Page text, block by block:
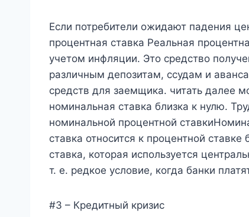
Если потребители ожидают падения
процентная ставка Реальная
учетом инфляции. Это средство
различным депозитам, ссудам и
средств для заемщика. читать далее
номинальная ставка близка к нулю.
номинальной процентной
ставка относится к процентной
ставка, которая используется
т. е. редкое условие, когда банки
#3 – Кредитный кризис